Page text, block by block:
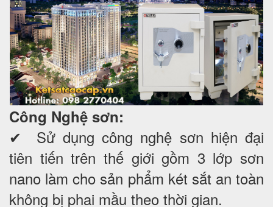
Công Nghệ sơn:
✔ Sử dụng công nghệ sơn hiện đại
tiên tiến trên thế giới gồm 3 lớp sơn
nano làm cho sản phẩm két sắt an toàn
không bị phai mầu theo thời gian.